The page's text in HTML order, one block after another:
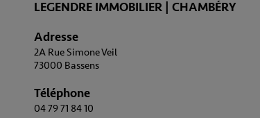
LEGENDRE IMMOBILIER | CHAMBÉRY
Adresse
2A Rue Simone Veil
73000 Bassens
Téléphone
04 79 71 84 10